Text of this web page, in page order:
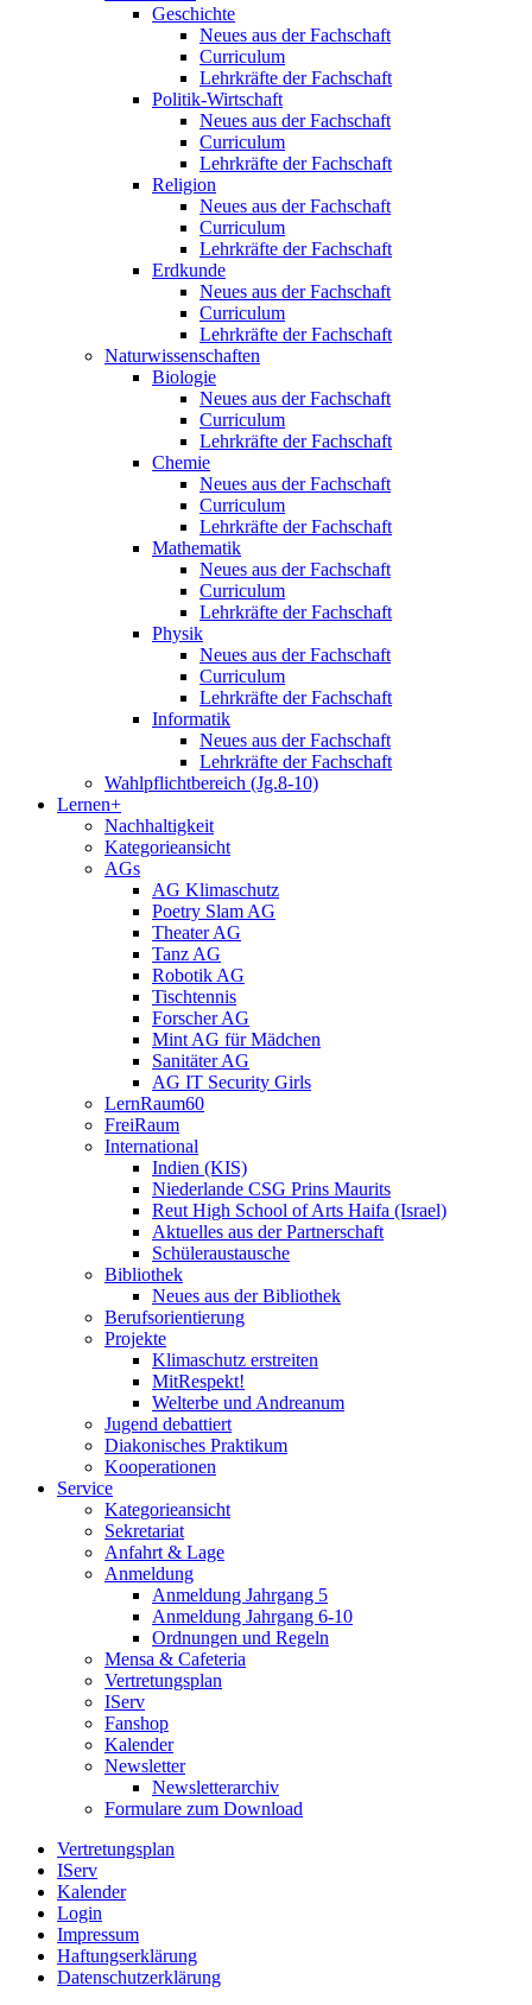
Geschichte
Neues aus der Fachschaft
Curriculum
Lehrkräfte der Fachschaft
Politik-Wirtschaft
Neues aus der Fachschaft
Curriculum
Lehrkräfte der Fachschaft
Religion
Neues aus der Fachschaft
Curriculum
Lehrkräfte der Fachschaft
Erdkunde
Neues aus der Fachschaft
Curriculum
Lehrkräfte der Fachschaft
Naturwissenschaften
Biologie
Neues aus der Fachschaft
Curriculum
Lehrkräfte der Fachschaft
Chemie
Neues aus der Fachschaft
Curriculum
Lehrkräfte der Fachschaft
Mathematik
Neues aus der Fachschaft
Curriculum
Lehrkräfte der Fachschaft
Physik
Neues aus der Fachschaft
Curriculum
Lehrkräfte der Fachschaft
Informatik
Neues aus der Fachschaft
Lehrkräfte der Fachschaft
Wahlpflichtbereich (Jg.8-10)
Lernen+
Nachhaltigkeit
Kategorieansicht
AGs
AG Klimaschutz
Poetry Slam AG
Theater AG
Tanz AG
Robotik AG
Tischtennis
Forscher AG
Mint AG für Mädchen
Sanitäter AG
AG IT Security Girls
LernRaum60
FreiRaum
International
Indien (KIS)
Niederlande CSG Prins Maurits
Reut High School of Arts Haifa (Israel)
Aktuelles aus der Partnerschaft
Schüleraustausche
Bibliothek
Neues aus der Bibliothek
Berufsorientierung
Projekte
Klimaschutz erstreiten
MitRespekt!
Welterbe und Andreanum
Jugend debattiert
Diakonisches Praktikum
Kooperationen
Service
Kategorieansicht
Sekretariat
Anfahrt & Lage
Anmeldung
Anmeldung Jahrgang 5
Anmeldung Jahrgang 6-10
Ordnungen und Regeln
Mensa & Cafeteria
Vertretungsplan
IServ
Fanshop
Kalender
Newsletter
Newsletterarchiv
Formulare zum Download
Vertretungsplan
IServ
Kalender
Login
Impressum
Haftungserklärung
Datenschutzerklärung